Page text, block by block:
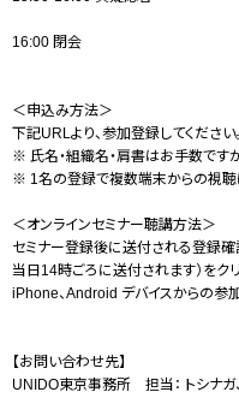
16:00 閉会
＜申込み方法＞
下記URLより、参加登録してください。
※ 氏名・組織名・肩書はお手数です
※ 1名の登録で複数端末からの視聴
＜オンラインセミナー聴講方法＞
セミナー登録後に送付される登録確
当日14時ごろに送付されます）をクリ
iPhone、Android デバイスからの参
【お問い合わせ先】
UNIDO東京事務所 担当： トシナガ